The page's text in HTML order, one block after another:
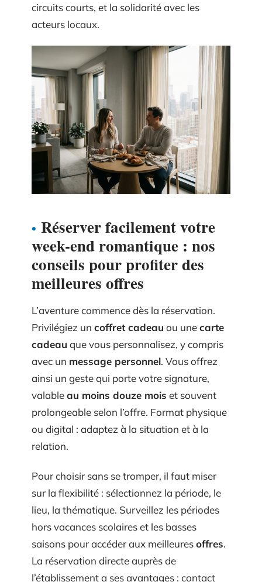
circuits courts, et la solidarité avec les
acteurs locaux.
Réserver facilement votre
week-end romantique : nos
conseils pour profiter des
meilleures offres
L’aventure commence dès la réservation.
Privilégiez un coffret cadeau ou unecarte
cadeau que vous personnalisez, y compris
avec un message personnel. Vous offrez
ainsi un geste qui porte votre signature,
valableau moins douze mois et souvent
prolongeable selon l’offre. Format physique
ou digital : adaptez à la situation et à la
relation.
Pour choisir sans se tromper, il faut miser
sur la flexibilité : sélectionnez la période, le
lieu, la thématique. Surveillez les périodes
hors vacances scolaires et les basses
saisons pour accéder aux meilleuresoffres.
La réservation directe auprès de
l’établissement a ses avantages : contact